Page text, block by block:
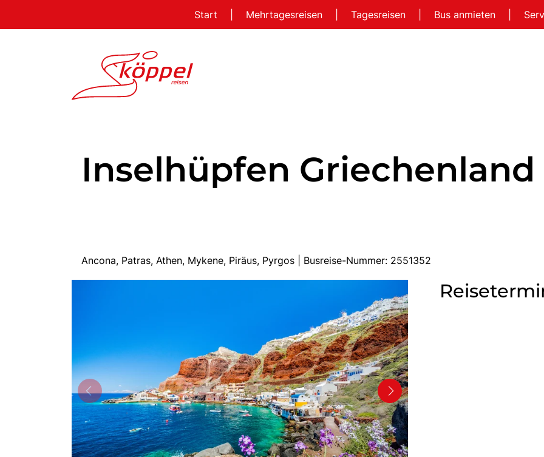
Start Mehrtagesreisen Tagesreisen Bus anmieten
Inselhüpfen Griechenland
Ancona, Patras, Athen, Mykene, Piräus, Pyrgos | Busreise-Nummer: 2551352